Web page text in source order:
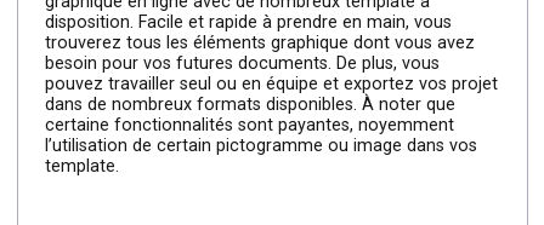
Outil n°2 : Canva.com
Création de présentations originales ou de vos template
de réseaux sociaux ? Canva est un outil de création
graphique en ligne avec de nombreux template à
disposition. Facile et rapide à prendre en main, vous
trouverez tous les éléments graphique dont vous avez